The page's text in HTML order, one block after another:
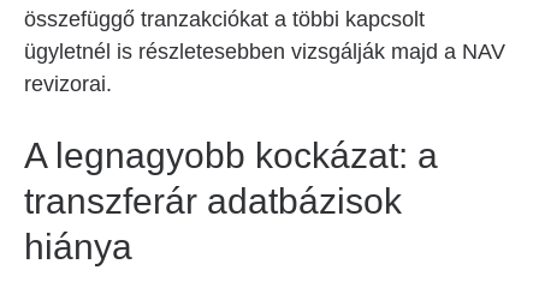
összefüggő tranzakciókat a többi kapcsolt
ügyletnél is részletesebben vizsgálják majd a NAV
revizorai.
A legnagyobb kockázat: a
transzferár adatbázisok
hiánya